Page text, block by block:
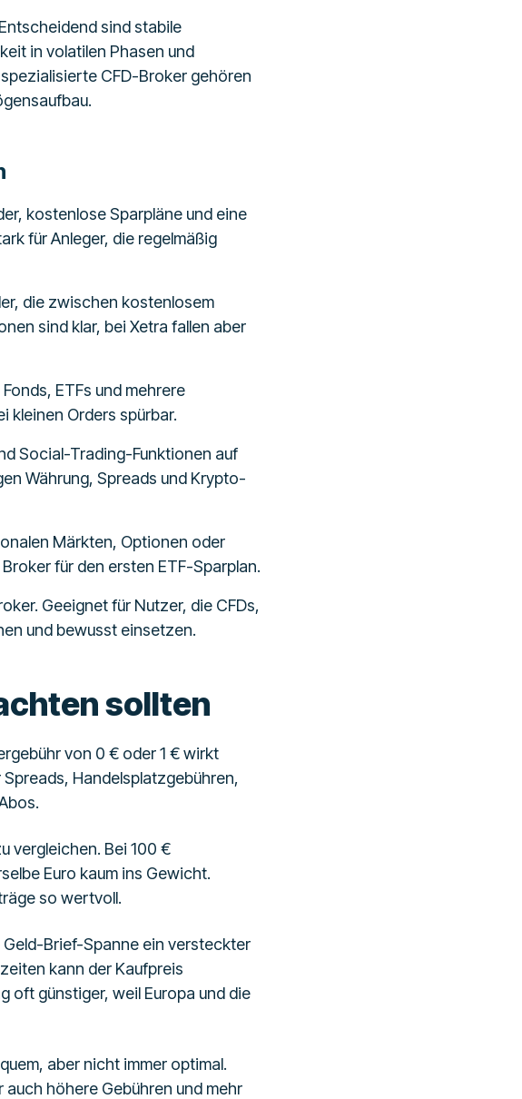
sind stabile
in volatilen Phasen und
CFD-Broker gehören
kostenlose Sparpläne und eine
für Anleger, die regelmäßig
die zwischen kostenlosem
sind klar, bei Xetra fallen aber
ETFs und mehrere
kleinen Orders spürbar.
Social-Trading-Funktionen auf
Währung, Spreads und Krypto-
Märkten, Optionen oder
für den ersten ETF-Sparplan.
Geeignet für Nutzer, die CFDs,
und bewusst einsetzen.
sollten
von 0 € oder 1 € wirkt
Handelsplatzgebühren,
vergleichen. Bei 100 €
Euro kaum ins Gewicht.
so wertvoll.
Brief-Spanne ein versteckter
kann der Kaufpreis
oft günstiger, weil Europa und die
aber nicht immer optimal.
höhere Gebühren und mehr